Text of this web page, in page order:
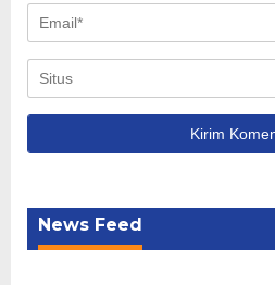
News Feed